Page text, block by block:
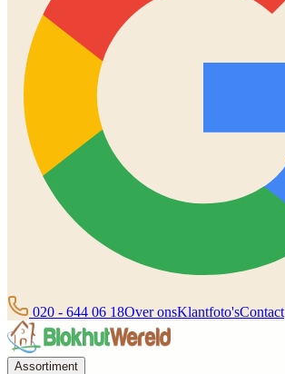
020 - 644 06 18Over onsKlantfoto'sContact
Assortiment